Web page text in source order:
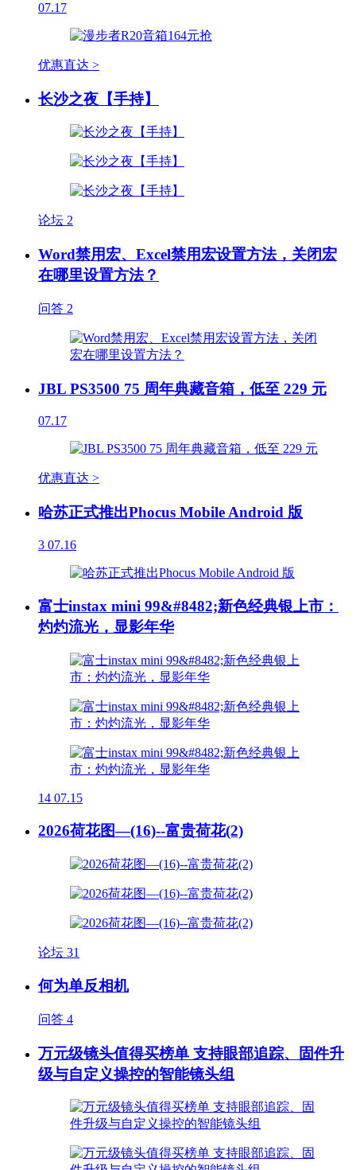
07.17
优惠直达 >
长沙之夜【手持】
论坛 2
Word禁用宏、Excel禁用宏设置方法，关闭宏
在哪里设置方法？
问答 2
JBL PS3500 75 周年典藏音箱，低至 229 元
07.17
优惠直达 >
哈苏正式推出Phocus Mobile Android 版
3 07.16
富士instax mini 99&#8482;新色经典银上市：
灼灼流光，显影年华
14 07.15
2026荷花图—(16)--富贵荷花(2)
论坛 31
何为单反相机
问答 4
万元级镜头值得买榜单 支持眼部追踪、固件升
级与自定义操控的智能镜头组